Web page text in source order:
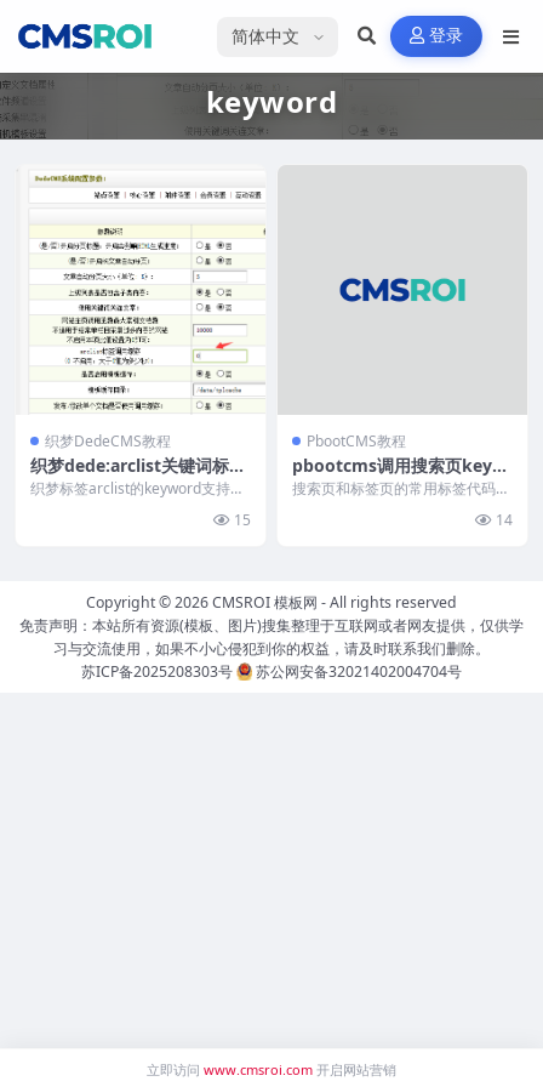
选择语言 登录
keyword
织梦DedeCMS教程
织梦dede:arclist关键词标签
keyword动态获取变量
织梦标签arclist的keyword支持变
15
PbootCMS教程
pbootcms调用搜索页keyw
ord值数量和标签页tag值和
搜索页和标签页的常用标签代码整
14
Copyright © 2026CMSROI 模板网 - All rights reserved
免责声明：本站所有资源(模板、图片)搜集整理于互联网或者网友提供，仅供学
习与交流使用，如果不小心侵犯到你的权益，请及时联系我们删除。
苏ICP备2025208303号
苏公网安备32021402004704号
立即访问 www.cmsroi.com 开启网站营销